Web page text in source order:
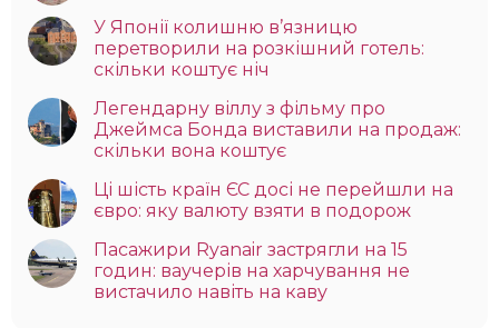
У Японії колишню в’язницю
перетворили на розкішний готель:
скільки коштує ніч
Легендарну віллу з фільму про
Джеймса Бонда виставили на продаж:
скільки вона коштує
Ці шість країн ЄС досі не перейшли на
євро: яку валюту взяти в подорож
Пасажири Ryanair застрягли на 15
годин: ваучерів на харчування не
вистачило навіть на каву